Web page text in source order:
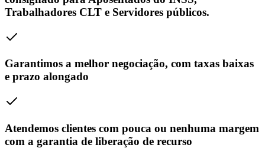
Trabalhadores CLT e Servidores públicos.
Garantimos a melhor negociação, com taxas baixas
e prazo alongado
Atendemos clientes com pouca ou nenhuma margem
com a garantia de liberação de recurso